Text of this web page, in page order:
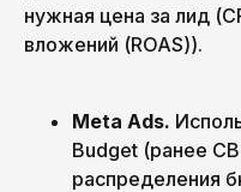
нужная цена за лид
вложений (ROAS)).
Meta Ads.
Budget (ранее
распределения